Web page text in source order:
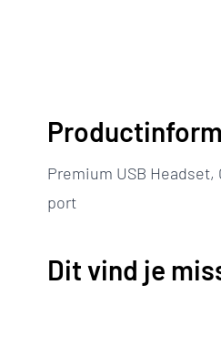
Premium USB
port
Dit vind je